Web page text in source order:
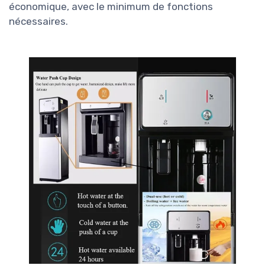
économique, avec le minimum de fonctions
nécessaires.